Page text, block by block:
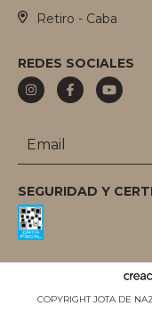
Retiro - Caba
REDES SOCIALES
SEGURIDAD Y
COPYRIGHT JOTA DE